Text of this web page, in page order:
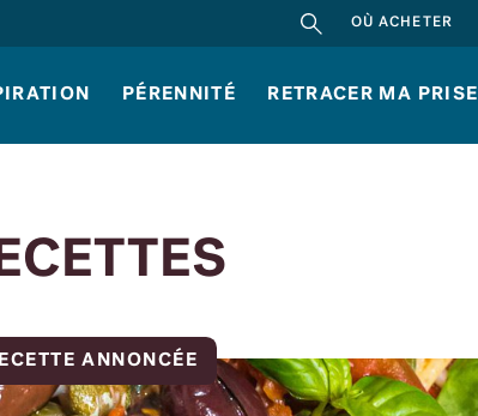
RECHERCHER
OÙ ACHETER
PÉRENNITÉ RETRACER MA PRISE
ANNONCÉE